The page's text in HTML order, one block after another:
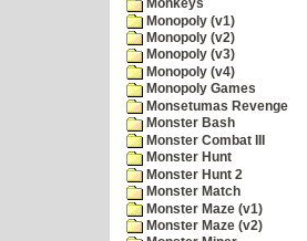
Monkeys
Monopoly (v1)
Monopoly (v2)
Monopoly (v3)
Monopoly (v4)
Monopoly Games
Monsetumas Revenge
Monster Bash
Monster Combat III
Monster Hunt
Monster Hunt 2
Monster Match
Monster Maze (v1)
Monster Maze (v2)